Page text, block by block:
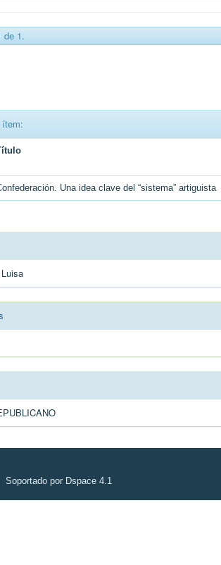
de 1.
ítem:
Una idea clave del “sistema” artiguista
Soportado por Dspace 4.1